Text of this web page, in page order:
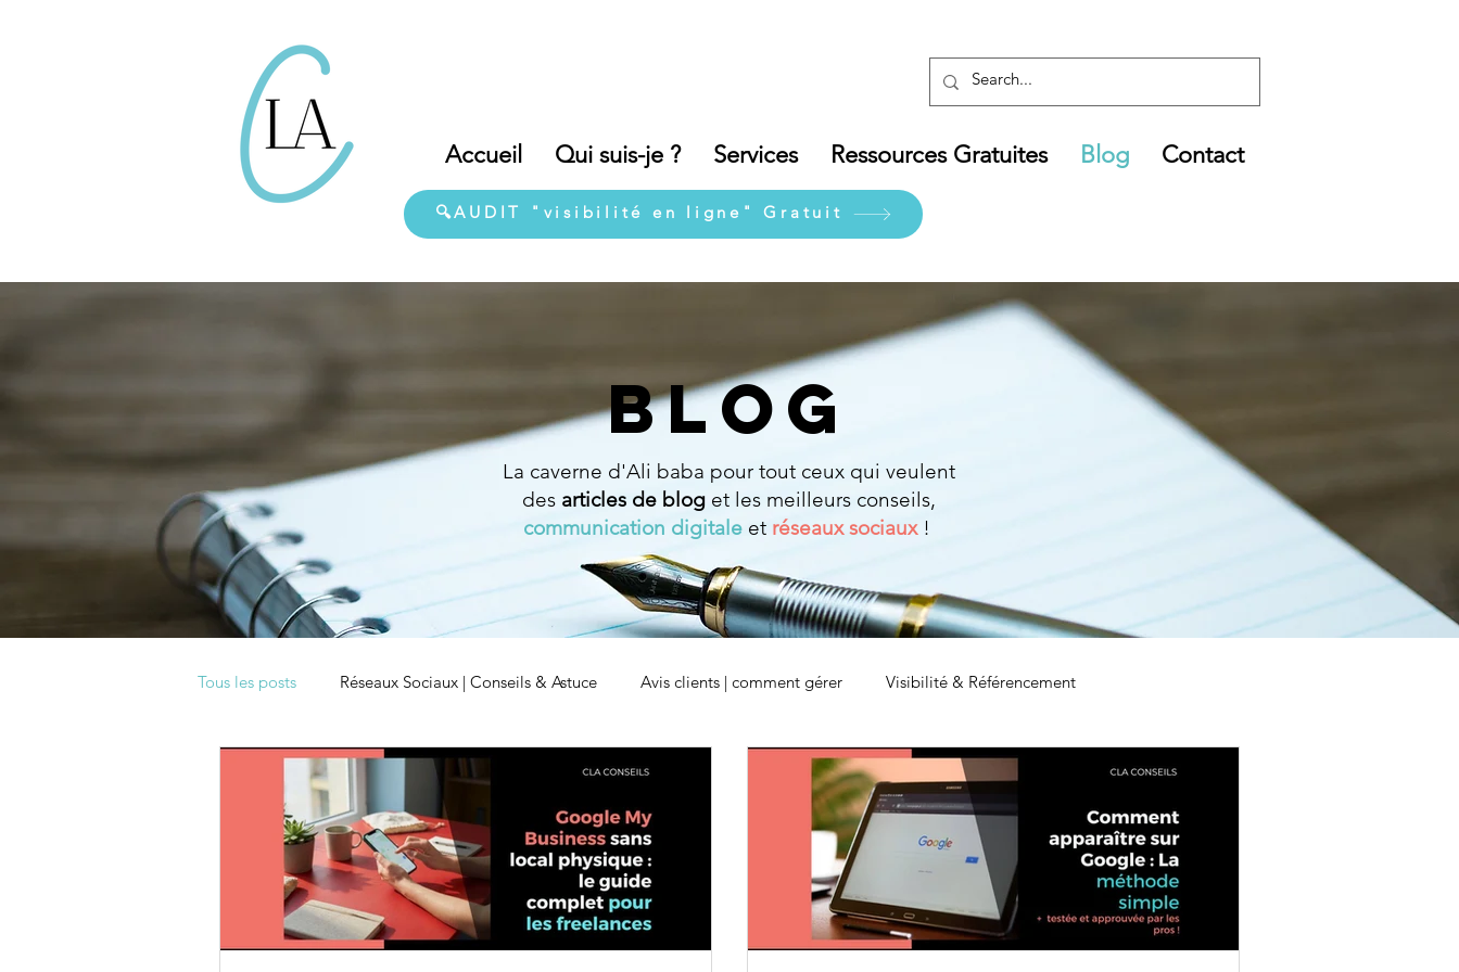
Accueil Qui suis-je ? Services Ressources Gratuites Blog Contact
🔍AUDIT "visibilité en ligne" Gratuit
BLOG
La caverne d'Ali baba pour tout ceux qui veulent
des articles de blog et les meilleurs conseils,
communication digitale et réseaux sociaux !
Tous les posts Réseaux Sociaux | Conseils & Astuce Avis clients | comment gérer Visibilité & Référencement